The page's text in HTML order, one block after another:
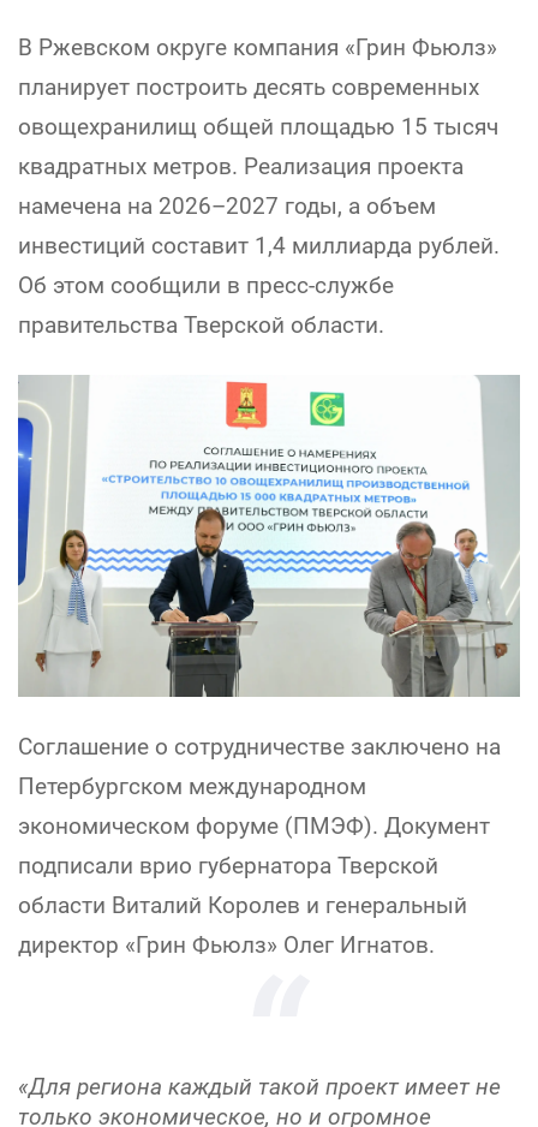
В Ржевском округе компания «Грин Фьюлз»
планирует построить десять современных
овощехранилищ общей площадью 15 тысяч
квадратных метров. Реализация проекта
намечена на 2026–2027 годы, а объем
инвестиций составит 1,4 миллиарда рублей.
Об этом сообщили в пресс-службе
правительства Тверской области.
Соглашение о сотрудничестве заключено на
Петербургском международном
экономическом форуме (ПМЭФ). Документ
подписали врио губернатора Тверской
области Виталий Королев и генеральный
директор «Грин Фьюлз» Олег Игнатов.
«Для региона каждый такой проект имеет не
только экономическое, но и огромное